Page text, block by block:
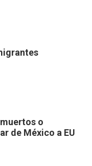
o
de México a EU